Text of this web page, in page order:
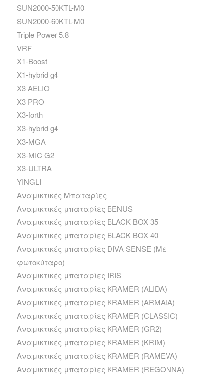
SUN2000-50KTL-M0
SUN2000-60KTL-M0
Triple Power 5.8
VRF
X1-Boost
X1-hybrid g4
X3 AELIO
X3 PRO
X3-forth
X3-hybrid g4
X3-MGA
X3-MIC G2
X3-ULTRA
YINGLI
Αναμικτικές Μπαταρίες
Αναμικτικές μπαταρίες BENUS
Αναμικτικές μπαταρίες BLACK BOX 35
Αναμικτικές μπαταρίες BLACK BOX 40
Αναμικτικές μπαταρίες DIVA SENSE (Με
φωτοκύταρο)
Αναμικτικές μπαταρίες IRIS
Αναμικτικές μπαταρίες KRAMER (ALIDA)
Αναμικτικές μπαταρίες KRAMER (ARMAIA)
Αναμικτικές μπαταρίες KRAMER (CLASSIC)
Αναμικτικές μπαταρίες KRAMER (GR2)
Αναμικτικές μπαταρίες KRAMER (KRIM)
Αναμικτικές μπαταρίες KRAMER (RAMEVA)
Αναμικτικές μπαταρίες KRAMER (REGONNA)